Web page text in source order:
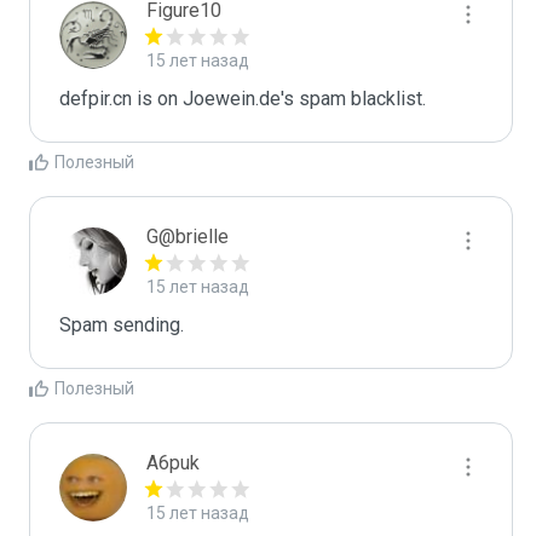
Figure10
15 лет назад
defpir.cn is on Joewein.de's spam blacklist.
Полезный
G@brielle
15 лет назад
Spam sending.
Полезный
A6puk
15 лет назад